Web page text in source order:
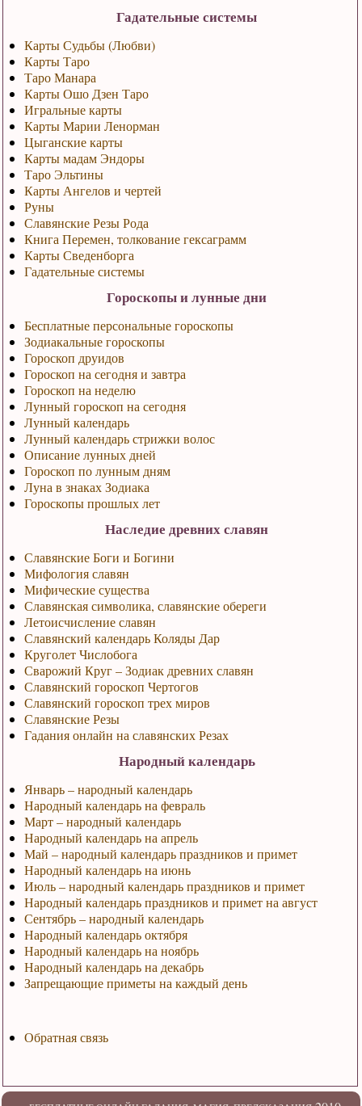
Гадательные системы
Карты Судьбы (Любви)
Карты Таро
Таро Манара
Карты Ошо Дзен Таро
Игральные карты
Карты Марии Ленорман
Цыганские карты
Карты мадам Эндоры
Таро Эльтины
Карты Ангелов и чертей
Руны
Славянские Резы Рода
Книга Перемен, толкование гексаграмм
Карты Сведенборга
Гадательные системы
Гороскопы и лунные дни
Бесплатные персональные гороскопы
Зодиакальные гороскопы
Гороскоп друидов
Гороскоп на сегодня и завтра
Гороскоп на неделю
Лунный гороскоп на сегодня
Лунный календарь
Лунный календарь стрижки волос
Описание лунных дней
Гороскоп по лунным дням
Луна в знаках Зодиака
Гороскопы прошлых лет
Наследие древних славян
Славянские Боги и Богини
Мифология славян
Мифические существа
Славянская символика, славянские обереги
Летоисчисление славян
Славянский календарь Коляды Дар
Круголет Числобога
Сварожий Круг – Зодиак древних славян
Славянский гороскоп Чертогов
Славянский гороскоп трех миров
Славянские Резы
Гадания онлайн на славянских Резах
Народный календарь
Январь – народный календарь
Народный календарь на февраль
Март – народный календарь
Народный календарь на апрель
Май – народный календарь праздников и примет
Народный календарь на июнь
Июль – народный календарь праздников и примет
Народный календарь праздников и примет на август
Сентябрь – народный календарь
Народный календарь октября
Народный календарь на ноябрь
Народный календарь на декабрь
Запрещающие приметы на каждый день
Обратная связь